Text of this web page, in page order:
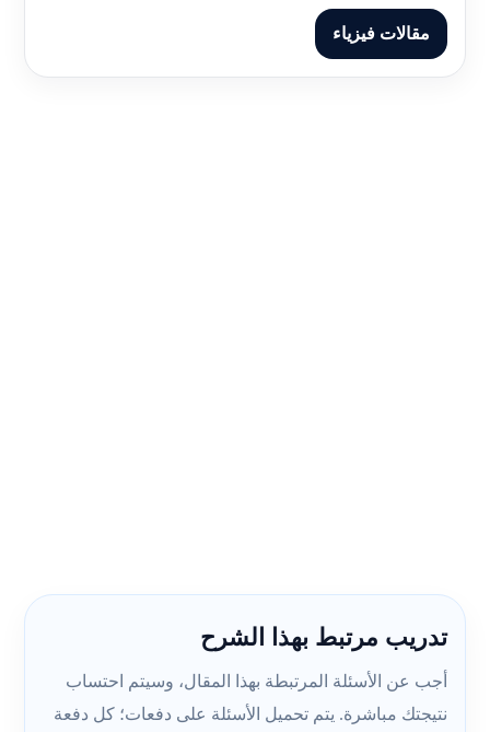
مقالات فيزياء
تدريب مرتبط بهذا الشرح
أجب عن الأسئلة المرتبطة بهذا المقال، وسيتم احتساب
نتيجتك مباشرة. يتم تحميل الأسئلة على دفعات؛ كل دفعة